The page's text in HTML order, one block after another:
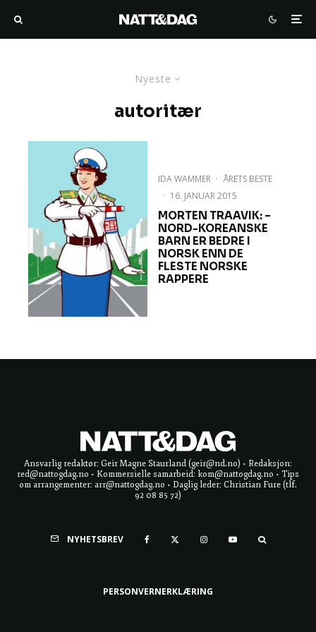
Nyeste
autoritær
IDA WAMMER · ÅRETS BESTE
· 16. JANUAR 2015
MORTEN TRAAVIK: –
NORD-KOREANSKE
BARN ER BEDRE I
NORSK ENN DE
FLESTE NORSKE
RAPPERE
Ansvarlig redaktør: Geir Magne Staurland (geir@nd.no) • Redaksjon:
red@nattogdag.no • Kommersielle samarbeid: kom@nattogdag.no • Tips
om arrangementer: arr@nattogdag.no • Daglig leder: Christian Fure (tlf.
92 08 85 72)
NYHETSBREV
PERSONVERNERKLÆRING